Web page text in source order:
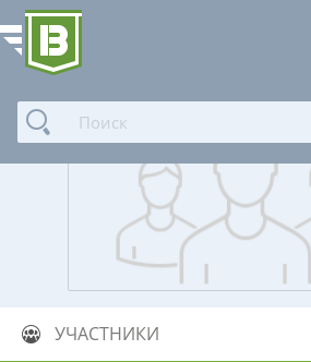
УЧАСТНИКИ